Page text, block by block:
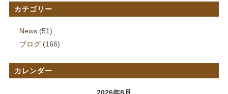
カテゴリー
News(51)
ブログ(166)
カレンダー